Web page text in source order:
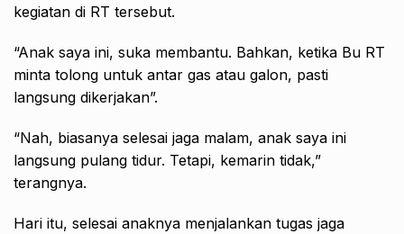
kegiatan di RT tersebut.
“Anak saya ini, suka membantu. Bahkan, ketika Bu RT
minta tolong untuk antar gas atau galon, pasti
langsung dikerjakan”.
“Nah, biasanya selesai jaga malam, anak saya ini
langsung pulang tidur. Tetapi, kemarin tidak,”
terangnya.
Hari itu, selesai anaknya menjalankan tugas jaga